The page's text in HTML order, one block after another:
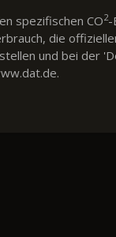
spezifischen CO2-
die
und bei der